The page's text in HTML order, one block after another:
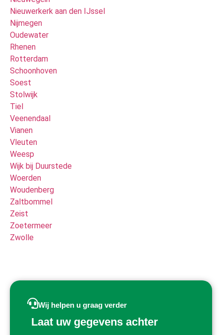
Nieuwerkerk aan den IJssel
Nijmegen
Oudewater
Rhenen
Rotterdam
Schoonhoven
Soest
Stolwijk
Tiel
Veenendaal
Vianen
Vleuten
Weesp
Wijk bij Duurstede
Woerden
Woudenberg
Zaltbommel
Zeist
Zoetermeer
Zwolle
Wij helpen u graag verder
Laat uw gegevens achter